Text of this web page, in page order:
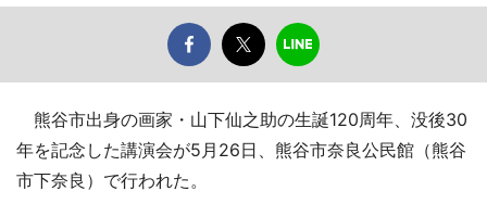
熊谷市出身の画家・山下仙之助の生誕120周年、没後30
年を記念した講演会が5月26日、熊谷市奈良公民館（熊谷
市下奈良）で行われた。